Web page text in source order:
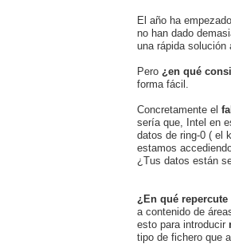
El año ha
no han dado
una rápida solución
Pero ¿en qué
forma fácil.
Concretamente el
sería que, Intel en
datos de ring-0 ( el
estamos
¿Tus datos están
¿En qué
a contenido de
esto para introducir
tipo de fichero que